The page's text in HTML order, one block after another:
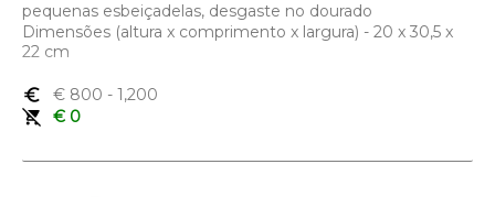
pequenas esbeiçadelas, desgaste no dourado
Dimensões (altura x comprimento x largura) - 20 x 30,5 x
22 cm
euro_symbol € 800 - 1,200
remove_shopping_cart
€ 0